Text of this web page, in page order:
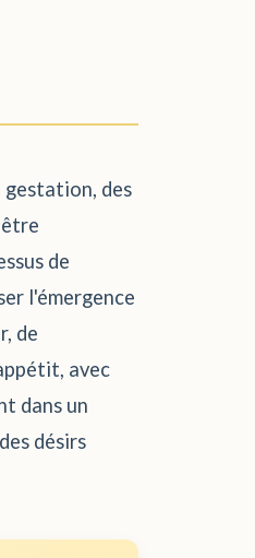
gestation, des
de
l'émergence
de
avec
dans un
désirs